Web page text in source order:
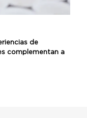
de
complementan a